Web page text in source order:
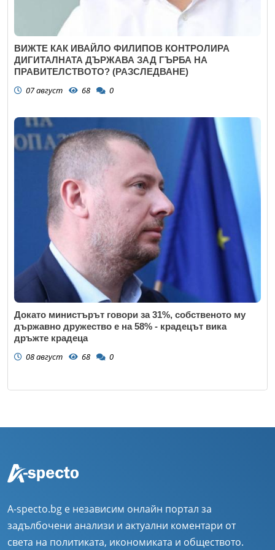
ВИЖТЕ КАК ИВАЙЛО ФИЛИПОВ КОНТРОЛИРА
ДИГИТАЛНАТА ДЪРЖАВА ЗАД ГЪРБА НА
ПРАВИТЕЛСТВОТО? (РАЗСЛЕДВАНЕ)
07 август 68 0
Докато министърът говори за 31%, собственото му
държавно дружество е на 58% - крадецът вика
дръжте крадеца
08 август 68 0
A-specto.bg е независим онлайн портал за
задълбочени анализи и актуални коментари от
света на политиката, икономиката и обществото.